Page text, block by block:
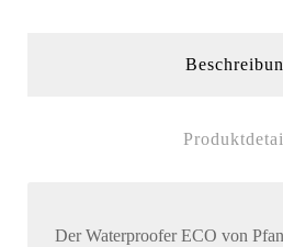
Der Waterproofer ECO von